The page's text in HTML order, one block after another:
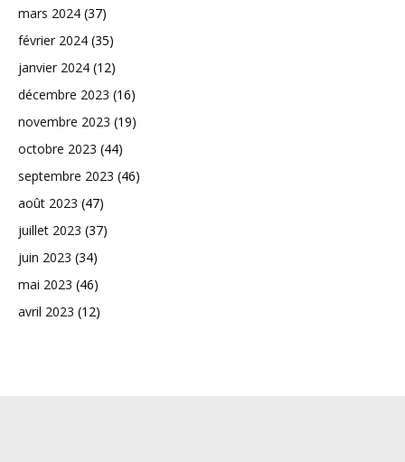
mars 2024 (37)
février 2024 (35)
janvier 2024 (12)
décembre 2023 (16)
novembre 2023 (19)
octobre 2023 (44)
septembre 2023 (46)
août 2023 (47)
juillet 2023 (37)
juin 2023 (34)
mai 2023 (46)
avril 2023 (12)